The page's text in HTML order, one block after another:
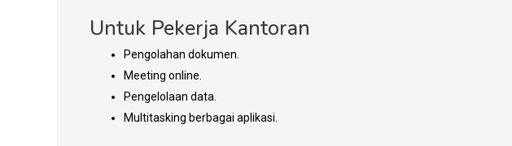
Untuk Pekerja Kantoran
Pengolahan dokumen.
Meeting online.
Pengelolaan data.
Multitasking berbagai aplikasi.